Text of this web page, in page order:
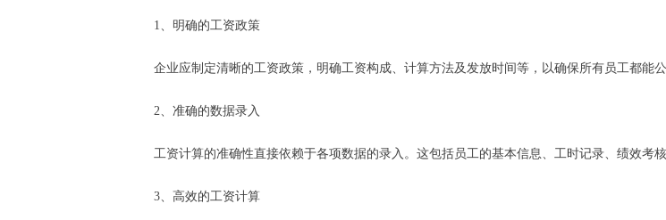
1、明确的工资政策
企业应制定清晰的工资政策，明确工资构成、计算方法及发放时间等，以确保所有员工都能
2、准确的数据录入
工资计算的准确性直接依赖于各项数据的录入。这包括员工的基本信息、工时记录、绩效考
3、高效的工资计算